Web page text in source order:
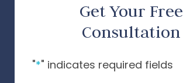
Get Your Free
Consultation
"*" indicates required fields